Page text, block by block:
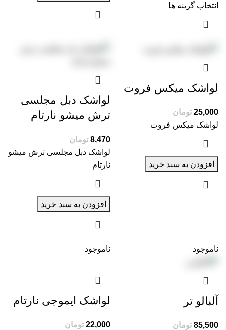
انتخاب گزینه ها
لواشک میکس فروت
تومان
لواشک میکس فروت
افزودن به سبد خرید
لواشک دبل مجلسی
ترش میشو نارتام
تومان
لواشک دبل مجلسی ترش میشو
نارتام
افزودن به سبد خرید
ناموجود
آلبالو تر
تومان
ناموجود
لواشک ایموجی نارتام
تومان